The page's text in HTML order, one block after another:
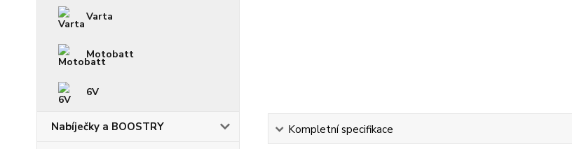
Varta
Motobatt
6V
Nabíječky a BOOSTRY Kompletní specifikace